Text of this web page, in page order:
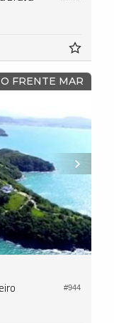
FRENTE MAR
#944